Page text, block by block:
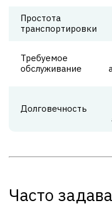
Простота
транспортировки
Требуемое
обслуживание
Долговечность
Часто